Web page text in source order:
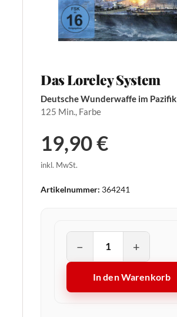
Das Loreley System
Deutsche Wunderwaffe im Pazifik
125 Min., Farbe
19,90 €
inkl. MwSt.
Artikelnummer: 364241
− +
In den Warenkorb